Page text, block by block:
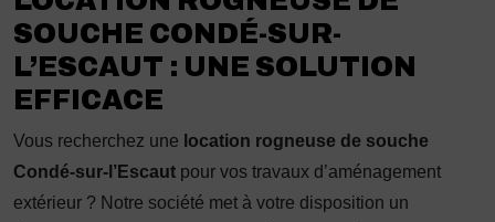
SOUCHE CONDÉ-SUR-
L’ESCAUT : UNE SOLUTION
EFFICACE
Vous recherchez une location rogneuse de souche
Condé-sur-l’Escaut pour vos travaux d’aménagement
extérieur ? Notre société met à votre disposition un